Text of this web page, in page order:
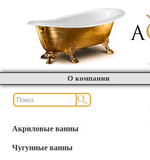
О компании
Акриловые ванны
Чугунные ванны